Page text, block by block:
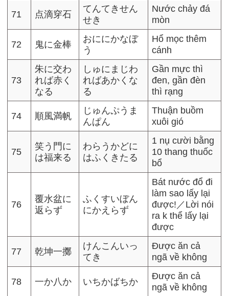
71 点滴穿石
てんてきせん
せき
Nước chảy đá
mòn
72 鬼に金棒
おににかなぼ
う
Hổ mọc thêm
cánh
73
朱に交わ
れば赤く
なる
しゅにまじわ
ればあかくな
る
Gần mực thì
đen, gần đèn
thì rạng
74 順風満帆
じゅんぷうま
んぱん
Thuận buồm
xuôi gió
75
笑う門に
は福来る
わらうかどに
はふくきたる
1 nụ cười bằng
10 thang thuốc
bổ
76
覆水盆に
返らず
ふくすいぼん
にかえらず
Bát nước đổ đi
làm sao lấy lại
được!／Lời nói
ra k thể lấy lại
được
77 乾坤一擲
けんこんいっ
てき
Được ăn cả
ngã về không
78 一か八か いちかばちか
Được ăn cả
ngã về không